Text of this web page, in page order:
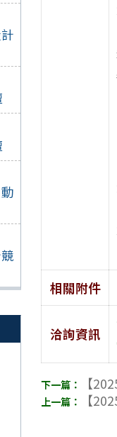
相關附件
洽詢資訊
【
【